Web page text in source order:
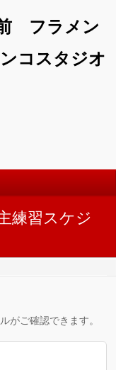
フラメン
コスタジオ
練習スケジ
がご確認できます。